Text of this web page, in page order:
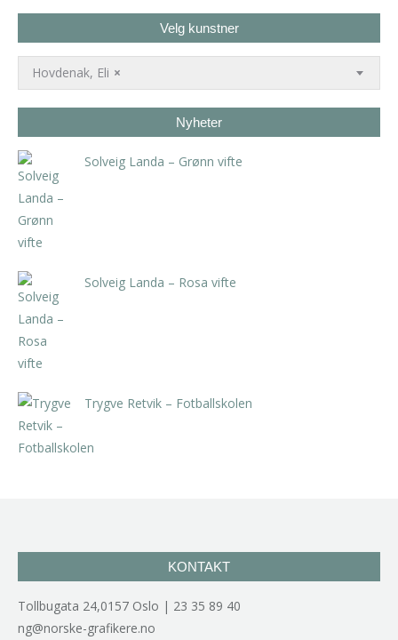
Velg kunstner
×
Hovdenak, Eli
Nyheter
Solveig Landa – Grønn vifte
Solveig Landa – Rosa vifte
Trygve Retvik – Fotballskolen
KONTAKT
Tollbugata 24,0157 Oslo | 23 35 89 40
ng@norske-grafikere.no